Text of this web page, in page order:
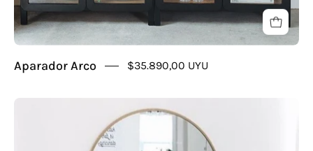
Aparador Arco $35.890,00 UYU
Consola